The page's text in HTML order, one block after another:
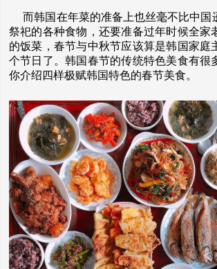
而韩国在年菜的准备上也丝毫不比中国
祭祀的各种食物，还要准备过年时候全家
的饭菜，春节与中秋节应该算是韩国家庭
个节日了。韩国春节的传统特色美食有很
你介绍四样极赋韩国特色的春节美食。